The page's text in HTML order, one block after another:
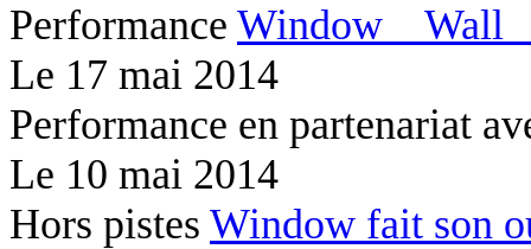
Performance Window
Le 17 mai 2014
Performance en partenariat
Le 10 mai 2014
Hors pistes Window fait son